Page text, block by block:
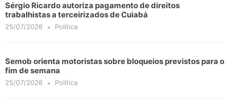
Sérgio Ricardo autoriza pagamento de direitos
trabalhistas a terceirizados de Cuiabá
25/07/2026 Política
Semob orienta motoristas sobre bloqueios previstos para o
fim de semana
25/07/2026 Política